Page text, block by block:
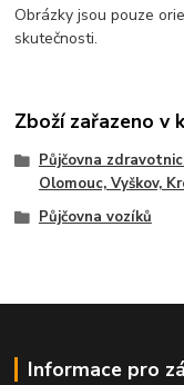
Obrázky jsou pouze
skutečnosti.
Zboží zařazeno v
Půjčovna
Olomouc, Vyškov,
Půjčovna vozíků
Informace pro